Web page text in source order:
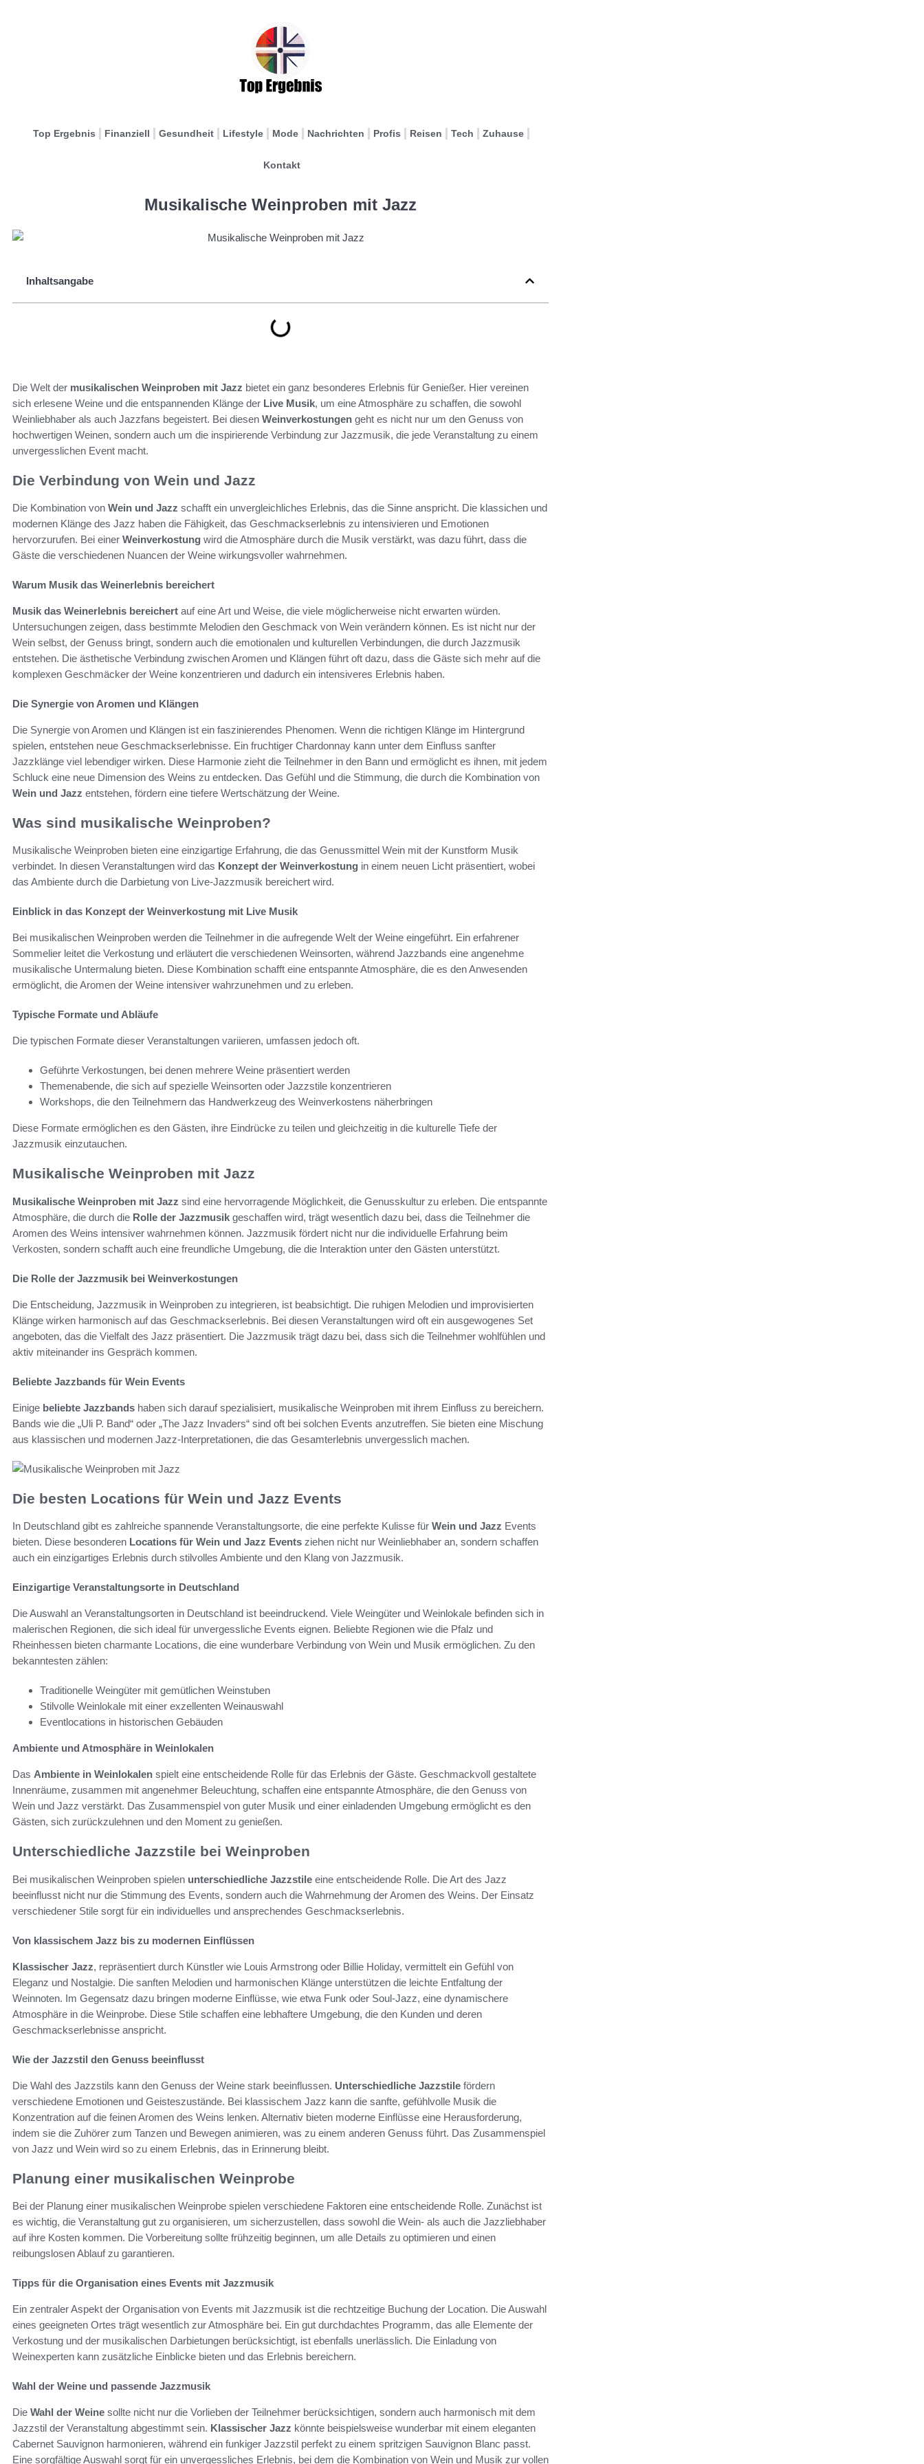
Top Ergebnis Finanziell Gesundheit Lifestyle Mode Nachrichten Profis Reisen Tech Zuhause
Kontakt
Musikalische Weinproben mit Jazz
Inhaltsangabe
Die Welt der musikalischen Weinproben mit Jazz bietet ein ganz besonderes Erlebnis für Genießer. Hier vereinen
sich erlesene Weine und die entspannenden Klänge der Live Musik, um eine Atmosphäre zu schaffen, die sowohl
Weinliebhaber als auch Jazzfans begeistert. Bei diesen Weinverkostungen geht es nicht nur um den Genuss von
hochwertigen Weinen, sondern auch um die inspirierende Verbindung zur Jazzmusik, die jede Veranstaltung zu einem
unvergesslichen Event macht.
Die Verbindung von Wein und Jazz
Die Kombination von Wein und Jazz schafft ein unvergleichliches Erlebnis, das die Sinne anspricht. Die klassichen und
modernen Klänge des Jazz haben die Fähigkeit, das Geschmackserlebnis zu intensivieren und Emotionen
hervorzurufen. Bei einer Weinverkostung wird die Atmosphäre durch die Musik verstärkt, was dazu führt, dass die
Gäste die verschiedenen Nuancen der Weine wirkungsvoller wahrnehmen.
Warum Musik das Weinerlebnis bereichert
Musik das Weinerlebnis bereichert auf eine Art und Weise, die viele möglicherweise nicht erwarten würden.
Untersuchungen zeigen, dass bestimmte Melodien den Geschmack von Wein verändern können. Es ist nicht nur der
Wein selbst, der Genuss bringt, sondern auch die emotionalen und kulturellen Verbindungen, die durch Jazzmusik
entstehen. Die ästhetische Verbindung zwischen Aromen und Klängen führt oft dazu, dass die Gäste sich mehr auf die
komplexen Geschmäcker der Weine konzentrieren und dadurch ein intensiveres Erlebnis haben.
Die Synergie von Aromen und Klängen
Die Synergie von Aromen und Klängen ist ein faszinierendes Phenomen. Wenn die richtigen Klänge im Hintergrund
spielen, entstehen neue Geschmackserlebnisse. Ein fruchtiger Chardonnay kann unter dem Einfluss sanfter
Jazzklänge viel lebendiger wirken. Diese Harmonie zieht die Teilnehmer in den Bann und ermöglicht es ihnen, mit jedem
Schluck eine neue Dimension des Weins zu entdecken. Das Gefühl und die Stimmung, die durch die Kombination von
Wein und Jazz entstehen, fördern eine tiefere Wertschätzung der Weine.
Was sind musikalische Weinproben?
Musikalische Weinproben bieten eine einzigartige Erfahrung, die das Genussmittel Wein mit der Kunstform Musik
verbindet. In diesen Veranstaltungen wird das Konzept der Weinverkostung in einem neuen Licht präsentiert, wobei
das Ambiente durch die Darbietung von Live-Jazzmusik bereichert wird.
Einblick in das Konzept der Weinverkostung mit Live Musik
Bei musikalischen Weinproben werden die Teilnehmer in die aufregende Welt der Weine eingeführt. Ein erfahrener
Sommelier leitet die Verkostung und erläutert die verschiedenen Weinsorten, während Jazzbands eine angenehme
musikalische Untermalung bieten. Diese Kombination schafft eine entspannte Atmosphäre, die es den Anwesenden
ermöglicht, die Aromen der Weine intensiver wahrzunehmen und zu erleben.
Typische Formate und Abläufe
Die typischen Formate dieser Veranstaltungen variieren, umfassen jedoch oft.
Geführte Verkostungen, bei denen mehrere Weine präsentiert werden
Themenabende, die sich auf spezielle Weinsorten oder Jazzstile konzentrieren
Workshops, die den Teilnehmern das Handwerkzeug des Weinverkostens näherbringen
Diese Formate ermöglichen es den Gästen, ihre Eindrücke zu teilen und gleichzeitig in die kulturelle Tiefe der
Jazzmusik einzutauchen.
Musikalische Weinproben mit Jazz
Musikalische Weinproben mit Jazz sind eine hervorragende Möglichkeit, die Genusskultur zu erleben. Die entspannte
Atmosphäre, die durch die Rolle der Jazzmusik geschaffen wird, trägt wesentlich dazu bei, dass die Teilnehmer die
Aromen des Weins intensiver wahrnehmen können. Jazzmusik fördert nicht nur die individuelle Erfahrung beim
Verkosten, sondern schafft auch eine freundliche Umgebung, die die Interaktion unter den Gästen unterstützt.
Die Rolle der Jazzmusik bei Weinverkostungen
Die Entscheidung, Jazzmusik in Weinproben zu integrieren, ist beabsichtigt. Die ruhigen Melodien und improvisierten
Klänge wirken harmonisch auf das Geschmackserlebnis. Bei diesen Veranstaltungen wird oft ein ausgewogenes Set
angeboten, das die Vielfalt des Jazz präsentiert. Die Jazzmusik trägt dazu bei, dass sich die Teilnehmer wohlfühlen und
aktiv miteinander ins Gespräch kommen.
Beliebte Jazzbands für Wein Events
Einige beliebte Jazzbands haben sich darauf spezialisiert, musikalische Weinproben mit ihrem Einfluss zu bereichern.
Bands wie die „Uli P. Band“ oder „The Jazz Invaders“ sind oft bei solchen Events anzutreffen. Sie bieten eine Mischung
aus klassischen und modernen Jazz-Interpretationen, die das Gesamterlebnis unvergesslich machen.
Die besten Locations für Wein und Jazz Events
In Deutschland gibt es zahlreiche spannende Veranstaltungsorte, die eine perfekte Kulisse für Wein und Jazz Events
bieten. Diese besonderen Locations für Wein und Jazz Events ziehen nicht nur Weinliebhaber an, sondern schaffen
auch ein einzigartiges Erlebnis durch stilvolles Ambiente und den Klang von Jazzmusik.
Einzigartige Veranstaltungsorte in Deutschland
Die Auswahl an Veranstaltungsorten in Deutschland ist beeindruckend. Viele Weingüter und Weinlokale befinden sich in
malerischen Regionen, die sich ideal für unvergessliche Events eignen. Beliebte Regionen wie die Pfalz und
Rheinhessen bieten charmante Locations, die eine wunderbare Verbindung von Wein und Musik ermöglichen. Zu den
bekanntesten zählen:
Traditionelle Weingüter mit gemütlichen Weinstuben
Stilvolle Weinlokale mit einer exzellenten Weinauswahl
Eventlocations in historischen Gebäuden
Ambiente und Atmosphäre in Weinlokalen
Das Ambiente in Weinlokalen spielt eine entscheidende Rolle für das Erlebnis der Gäste. Geschmackvoll gestaltete
Innenräume, zusammen mit angenehmer Beleuchtung, schaffen eine entspannte Atmosphäre, die den Genuss von
Wein und Jazz verstärkt. Das Zusammenspiel von guter Musik und einer einladenden Umgebung ermöglicht es den
Gästen, sich zurückzulehnen und den Moment zu genießen.
Unterschiedliche Jazzstile bei Weinproben
Bei musikalischen Weinproben spielen unterschiedliche Jazzstile eine entscheidende Rolle. Die Art des Jazz
beeinflusst nicht nur die Stimmung des Events, sondern auch die Wahrnehmung der Aromen des Weins. Der Einsatz
verschiedener Stile sorgt für ein individuelles und ansprechendes Geschmackserlebnis.
Von klassischem Jazz bis zu modernen Einflüssen
Klassischer Jazz, repräsentiert durch Künstler wie Louis Armstrong oder Billie Holiday, vermittelt ein Gefühl von
Eleganz und Nostalgie. Die sanften Melodien und harmonischen Klänge unterstützen die leichte Entfaltung der
Weinnoten. Im Gegensatz dazu bringen moderne Einflüsse, wie etwa Funk oder Soul-Jazz, eine dynamischere
Atmosphäre in die Weinprobe. Diese Stile schaffen eine lebhaftere Umgebung, die den Kunden und deren
Geschmackserlebnisse anspricht.
Wie der Jazzstil den Genuss beeinflusst
Die Wahl des Jazzstils kann den Genuss der Weine stark beeinflussen. Unterschiedliche Jazzstile fördern
verschiedene Emotionen und Geisteszustände. Bei klassischem Jazz kann die sanfte, gefühlvolle Musik die
Konzentration auf die feinen Aromen des Weins lenken. Alternativ bieten moderne Einflüsse eine Herausforderung,
indem sie die Zuhörer zum Tanzen und Bewegen animieren, was zu einem anderen Genuss führt. Das Zusammenspiel
von Jazz und Wein wird so zu einem Erlebnis, das in Erinnerung bleibt.
Planung einer musikalischen Weinprobe
Bei der Planung einer musikalischen Weinprobe spielen verschiedene Faktoren eine entscheidende Rolle. Zunächst ist
es wichtig, die Veranstaltung gut zu organisieren, um sicherzustellen, dass sowohl die Wein- als auch die Jazzliebhaber
auf ihre Kosten kommen. Die Vorbereitung sollte frühzeitig beginnen, um alle Details zu optimieren und einen
reibungslosen Ablauf zu garantieren.
Tipps für die Organisation eines Events mit Jazzmusik
Ein zentraler Aspekt der Organisation von Events mit Jazzmusik ist die rechtzeitige Buchung der Location. Die Auswahl
eines geeigneten Ortes trägt wesentlich zur Atmosphäre bei. Ein gut durchdachtes Programm, das alle Elemente der
Verkostung und der musikalischen Darbietungen berücksichtigt, ist ebenfalls unerlässlich. Die Einladung von
Weinexperten kann zusätzliche Einblicke bieten und das Erlebnis bereichern.
Wahl der Weine und passende Jazzmusik
Die Wahl der Weine sollte nicht nur die Vorlieben der Teilnehmer berücksichtigen, sondern auch harmonisch mit dem
Jazzstil der Veranstaltung abgestimmt sein. Klassischer Jazz könnte beispielsweise wunderbar mit einem eleganten
Cabernet Sauvignon harmonieren, während ein funkiger Jazzstil perfekt zu einem spritzigen Sauvignon Blanc passt.
Eine sorgfältige Auswahl sorgt für ein unvergessliches Erlebnis, bei dem die Kombination von Wein und Musik zur vollen